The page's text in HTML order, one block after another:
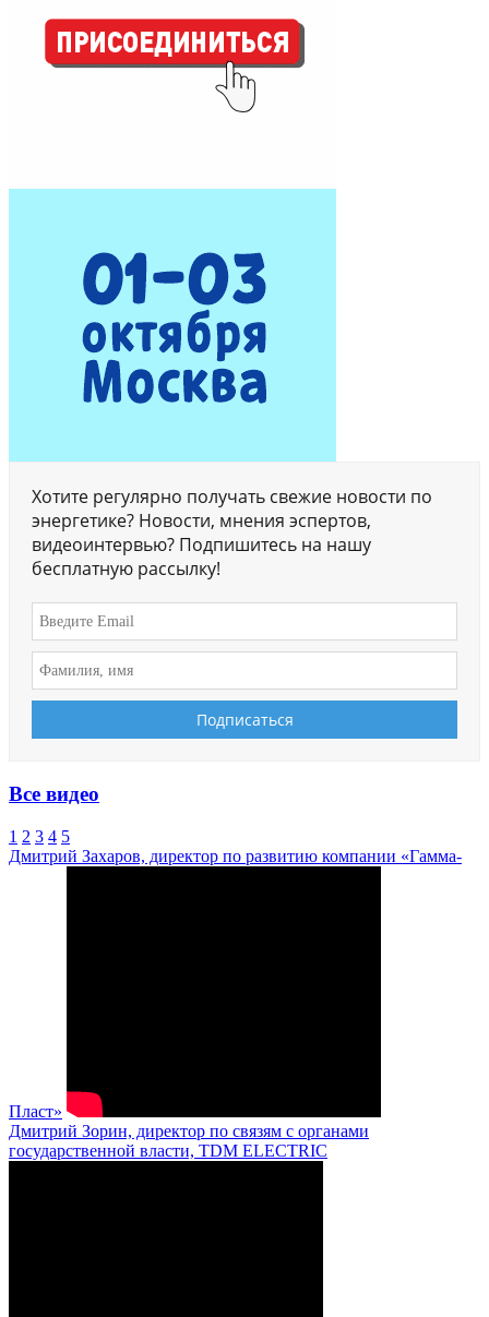
Хотите регулярно получать свежие новости по
энергетике? Новости, мнения эспертов,
видеоинтервью? Подпишитесь на нашу
бесплатную рассылку!
Все видео
1 2 3 4 5
Дмитрий Захаров, директор по развитию компании «Гамма-
Пласт»
Дмитрий Зорин, директор по связям с органами
государственной власти, TDM ELECTRIC